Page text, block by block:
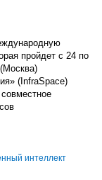
пройдет с 24 по
(InfraSpace)
интеллект